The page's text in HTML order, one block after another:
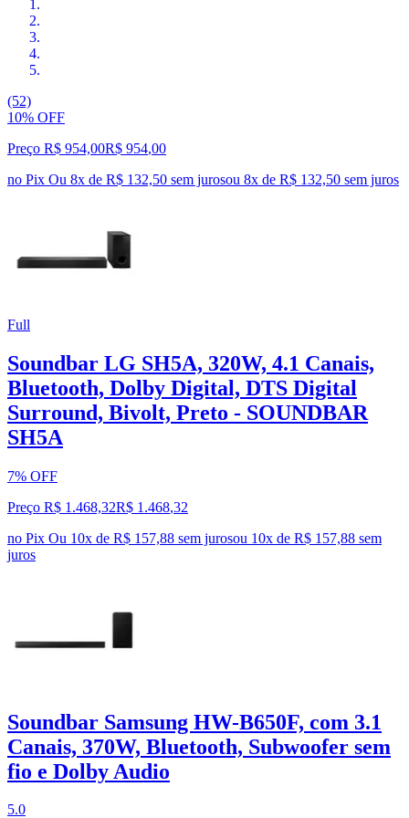
(52)
10% OFF
Preço R$ 954,00R$ 954,00
no Pix Ou 8x de R$ 132,50 sem jurosou 8x de R$ 132,50 sem juros
Full
Soundbar LG SH5A, 320W, 4.1 Canais,
Bluetooth, Dolby Digital, DTS Digital
Surround, Bivolt, Preto - SOUNDBAR
SH5A
7% OFF
Preço R$ 1.468,32R$ 1.468,32
no Pix Ou 10x de R$ 157,88 sem jurosou 10x de R$ 157,88 sem
juros
Soundbar Samsung HW-B650F, com 3.1
Canais, 370W, Bluetooth, Subwoofer sem
fio e Dolby Audio
5.0